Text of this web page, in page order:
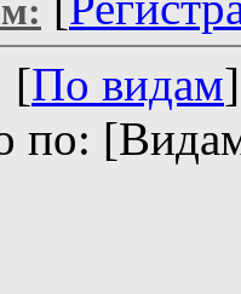
[По видам
по: